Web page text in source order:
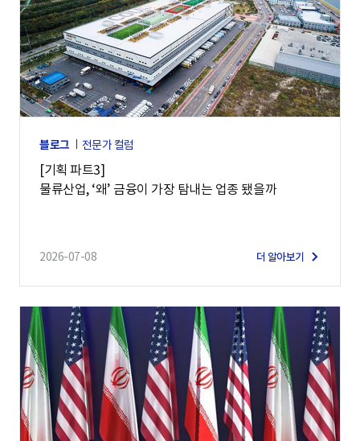
블로그 전문가 컬럼
[기획 파트3]
물류산업, ‘왜’ 금융이 가장 탐내는 업종 됐을까
2026-07-08 더 알아보기